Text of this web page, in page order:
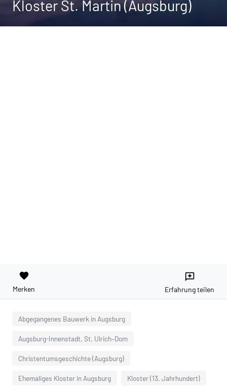
Kloster St. Martin (Augsburg)
favorite
Merken
reviews
Erfahrung teilen
Abgegangenes Bauwerk in Augsburg
Augsburg-Innenstadt, St. Ulrich–Dom
Christentumsgeschichte (Augsburg)
Ehemaliges Kloster in Augsburg Kloster (13. Jahrhundert)